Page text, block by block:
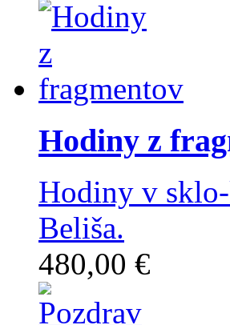
Hodiny z
Hodiny v
Beliša.
480,00 €